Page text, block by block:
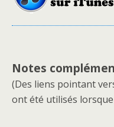
Notes
(Des liens pointant
ont été utilisés